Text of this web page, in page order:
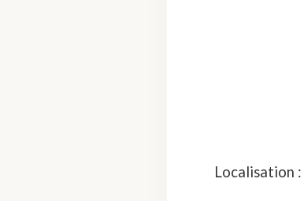
Localisation :